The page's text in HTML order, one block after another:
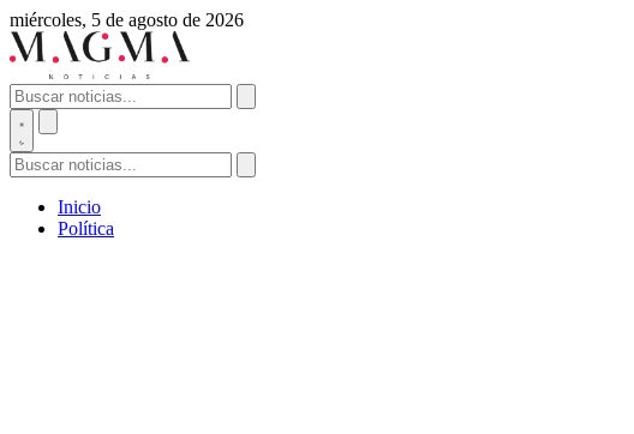
miércoles, 5 de agosto de 2026
Inicio
Política